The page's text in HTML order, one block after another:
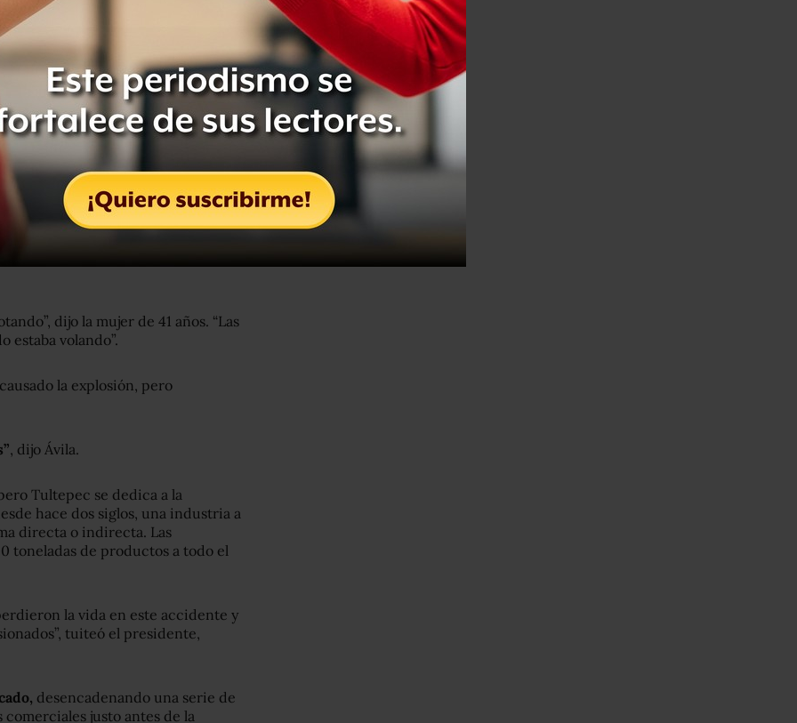
explosiones en cadena que
cuando cientos de personas
Nuevo.
y metal retorcido. Es la
desde 2005.
medio del mercado cuando
de la tarde. Primero quedó
dijo la mujer de 41 años. “Las
estaba volando”.
la explosión, pero
, dijo Ávila.
Tultepec se dedica a la
hace dos siglos, una industria a
directa o indirecta. Las
toneladas de productos a todo el
la vida en este accidente y
tuiteó el presidente,
desencadenando una serie de
justo antes de la